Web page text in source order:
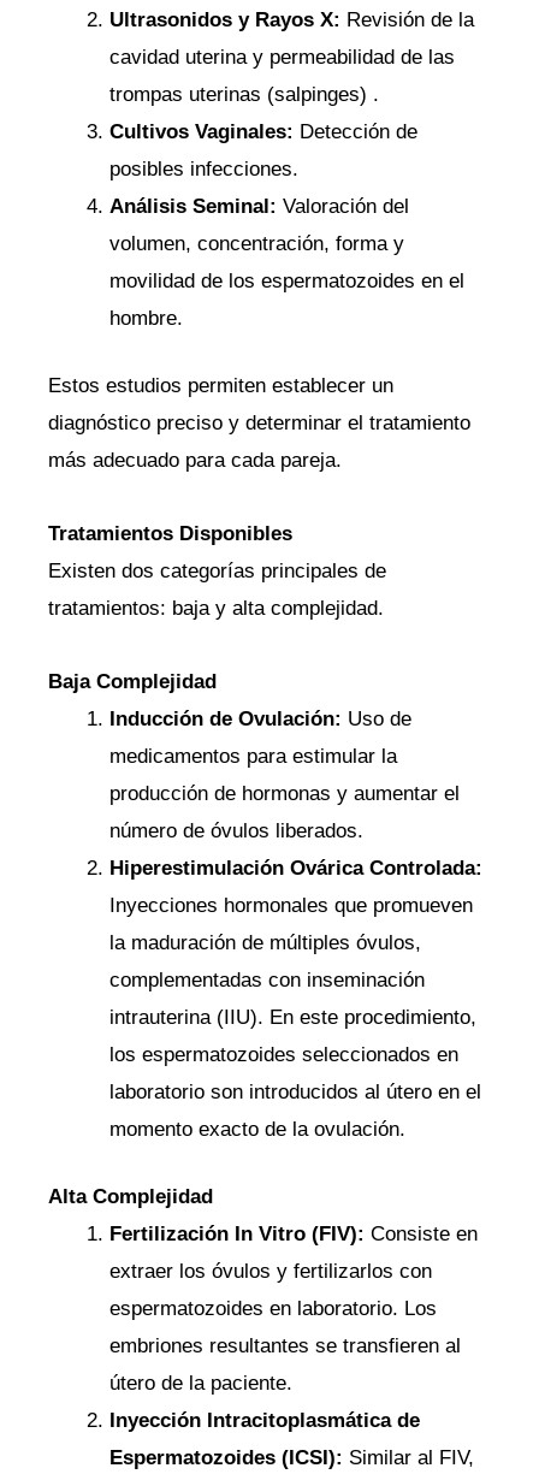
Ultrasonidos y Rayos X: Revisión de la
cavidad uterina y permeabilidad de las
trompas uterinas (salpinges) .
Cultivos Vaginales: Detección de
posibles infecciones.
Análisis Seminal: Valoración del
volumen, concentración, forma y
movilidad de los espermatozoides en el
hombre.
Estos estudios permiten establecer un
diagnóstico preciso y determinar el tratamiento
más adecuado para cada pareja.
Tratamientos Disponibles
Existen dos categorías principales de
tratamientos: baja y alta complejidad.
Baja Complejidad
Inducción de Ovulación: Uso de
medicamentos para estimular la
producción de hormonas y aumentar el
número de óvulos liberados.
Hiperestimulación Ovárica Controlada:
Inyecciones hormonales que promueven
la maduración de múltiples óvulos,
complementadas con inseminación
intrauterina (IIU). En este procedimiento,
los espermatozoides seleccionados en
laboratorio son introducidos al útero en el
momento exacto de la ovulación.
Alta Complejidad
Fertilización In Vitro (FIV): Consiste en
extraer los óvulos y fertilizarlos con
espermatozoides en laboratorio. Los
embriones resultantes se transfieren al
útero de la paciente.
Inyección Intracitoplasmática de
Espermatozoides (ICSI): Similar al FIV,